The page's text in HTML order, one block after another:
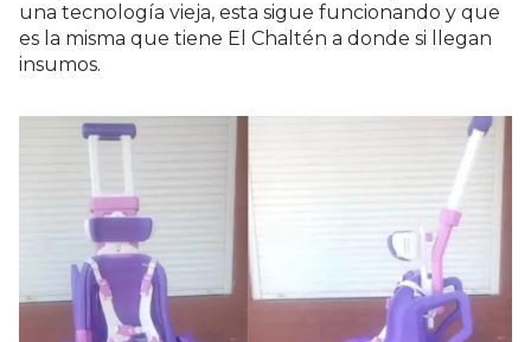
una tecnología vieja, esta sigue funcionando y que
es la misma que tiene El Chaltén a donde si llegan
insumos.